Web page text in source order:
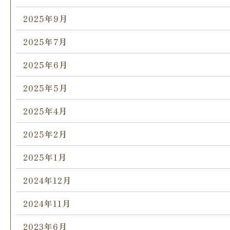
2025年9月
2025年7月
2025年6月
2025年5月
2025年4月
2025年2月
2025年1月
2024年12月
2024年11月
2023年6月